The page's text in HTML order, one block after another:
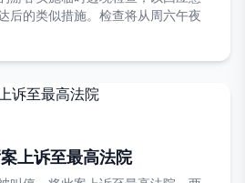
后的类似措施。检查将从周六午夜
上诉至最高法院